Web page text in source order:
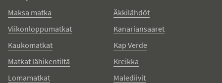
Maksa matka
Viikonloppumatkat
Kaukomatkat
Matkat lähikentiltä
Lomamatkat
Äkkilähdöt
Kanariansaaret
Kap Verde
Kreikka
Malediivit